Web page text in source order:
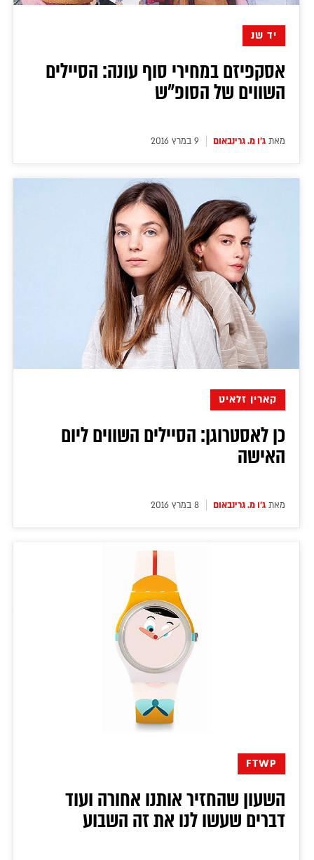
יד שנ
אסקפיזם במחירי סוף עונה: הסיילים
השווים של הסופ"ש
מאת ג'ו מ. גרינבאום 9 במרץ 2016
קארין זלאיט
כן לאסטרוגן: הסיילים השווים ליום
האישה
מאת ג'ו מ. גרינבאום 8 במרץ 2016
FTWP
השעון שהחזיר אותנו אחורה ועוד
דברים שעשו לנו את זה השבוע